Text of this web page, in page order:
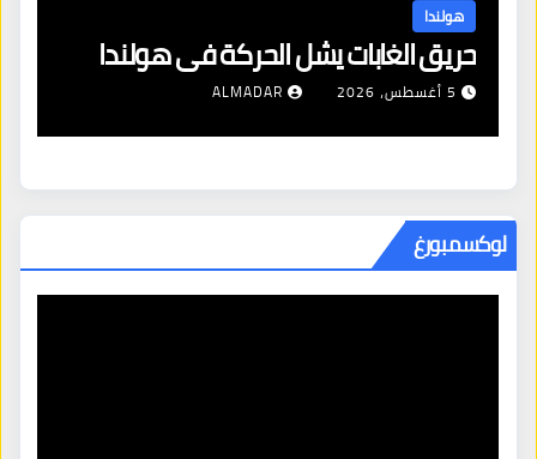
هولندا
التضخم وارتفاع الأسعار في هولندا
2 أغسطس، 2026 ALMADAR
لوكسمبورغ